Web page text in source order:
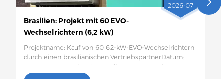
2026-07
Brasilien: Projekt mit 60 EVO-
Wechselrichtern (6,2 kW)
Projektname: Kauf von 60 6,2-kW-EVO-Wechselrichtern
durch einen brasilianischen VertriebspartnerDatum:
Januar 2026Projektseite:Brasilien Menge und
spezifische Konfiguration: 60 6,2-kW-EVO-